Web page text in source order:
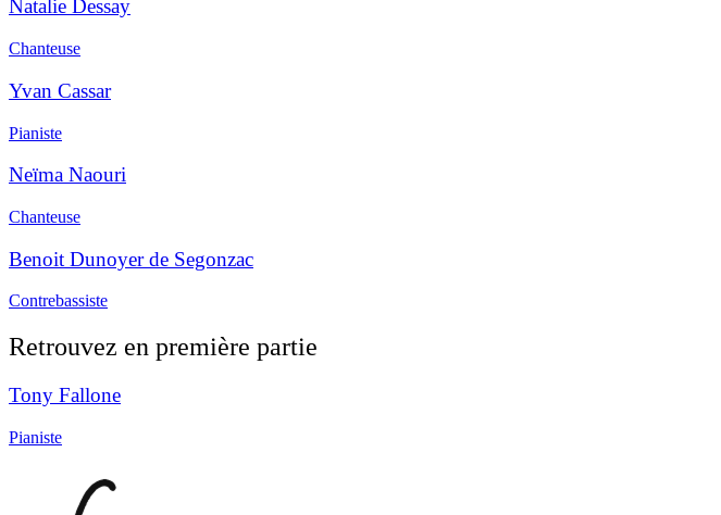
Natalie Dessay
Chanteuse
Yvan Cassar
Pianiste
Neïma Naouri
Chanteuse
Benoit Dunoyer de Segonzac
Contrebassiste
Retrouvez en première partie
Tony Fallone
Pianiste